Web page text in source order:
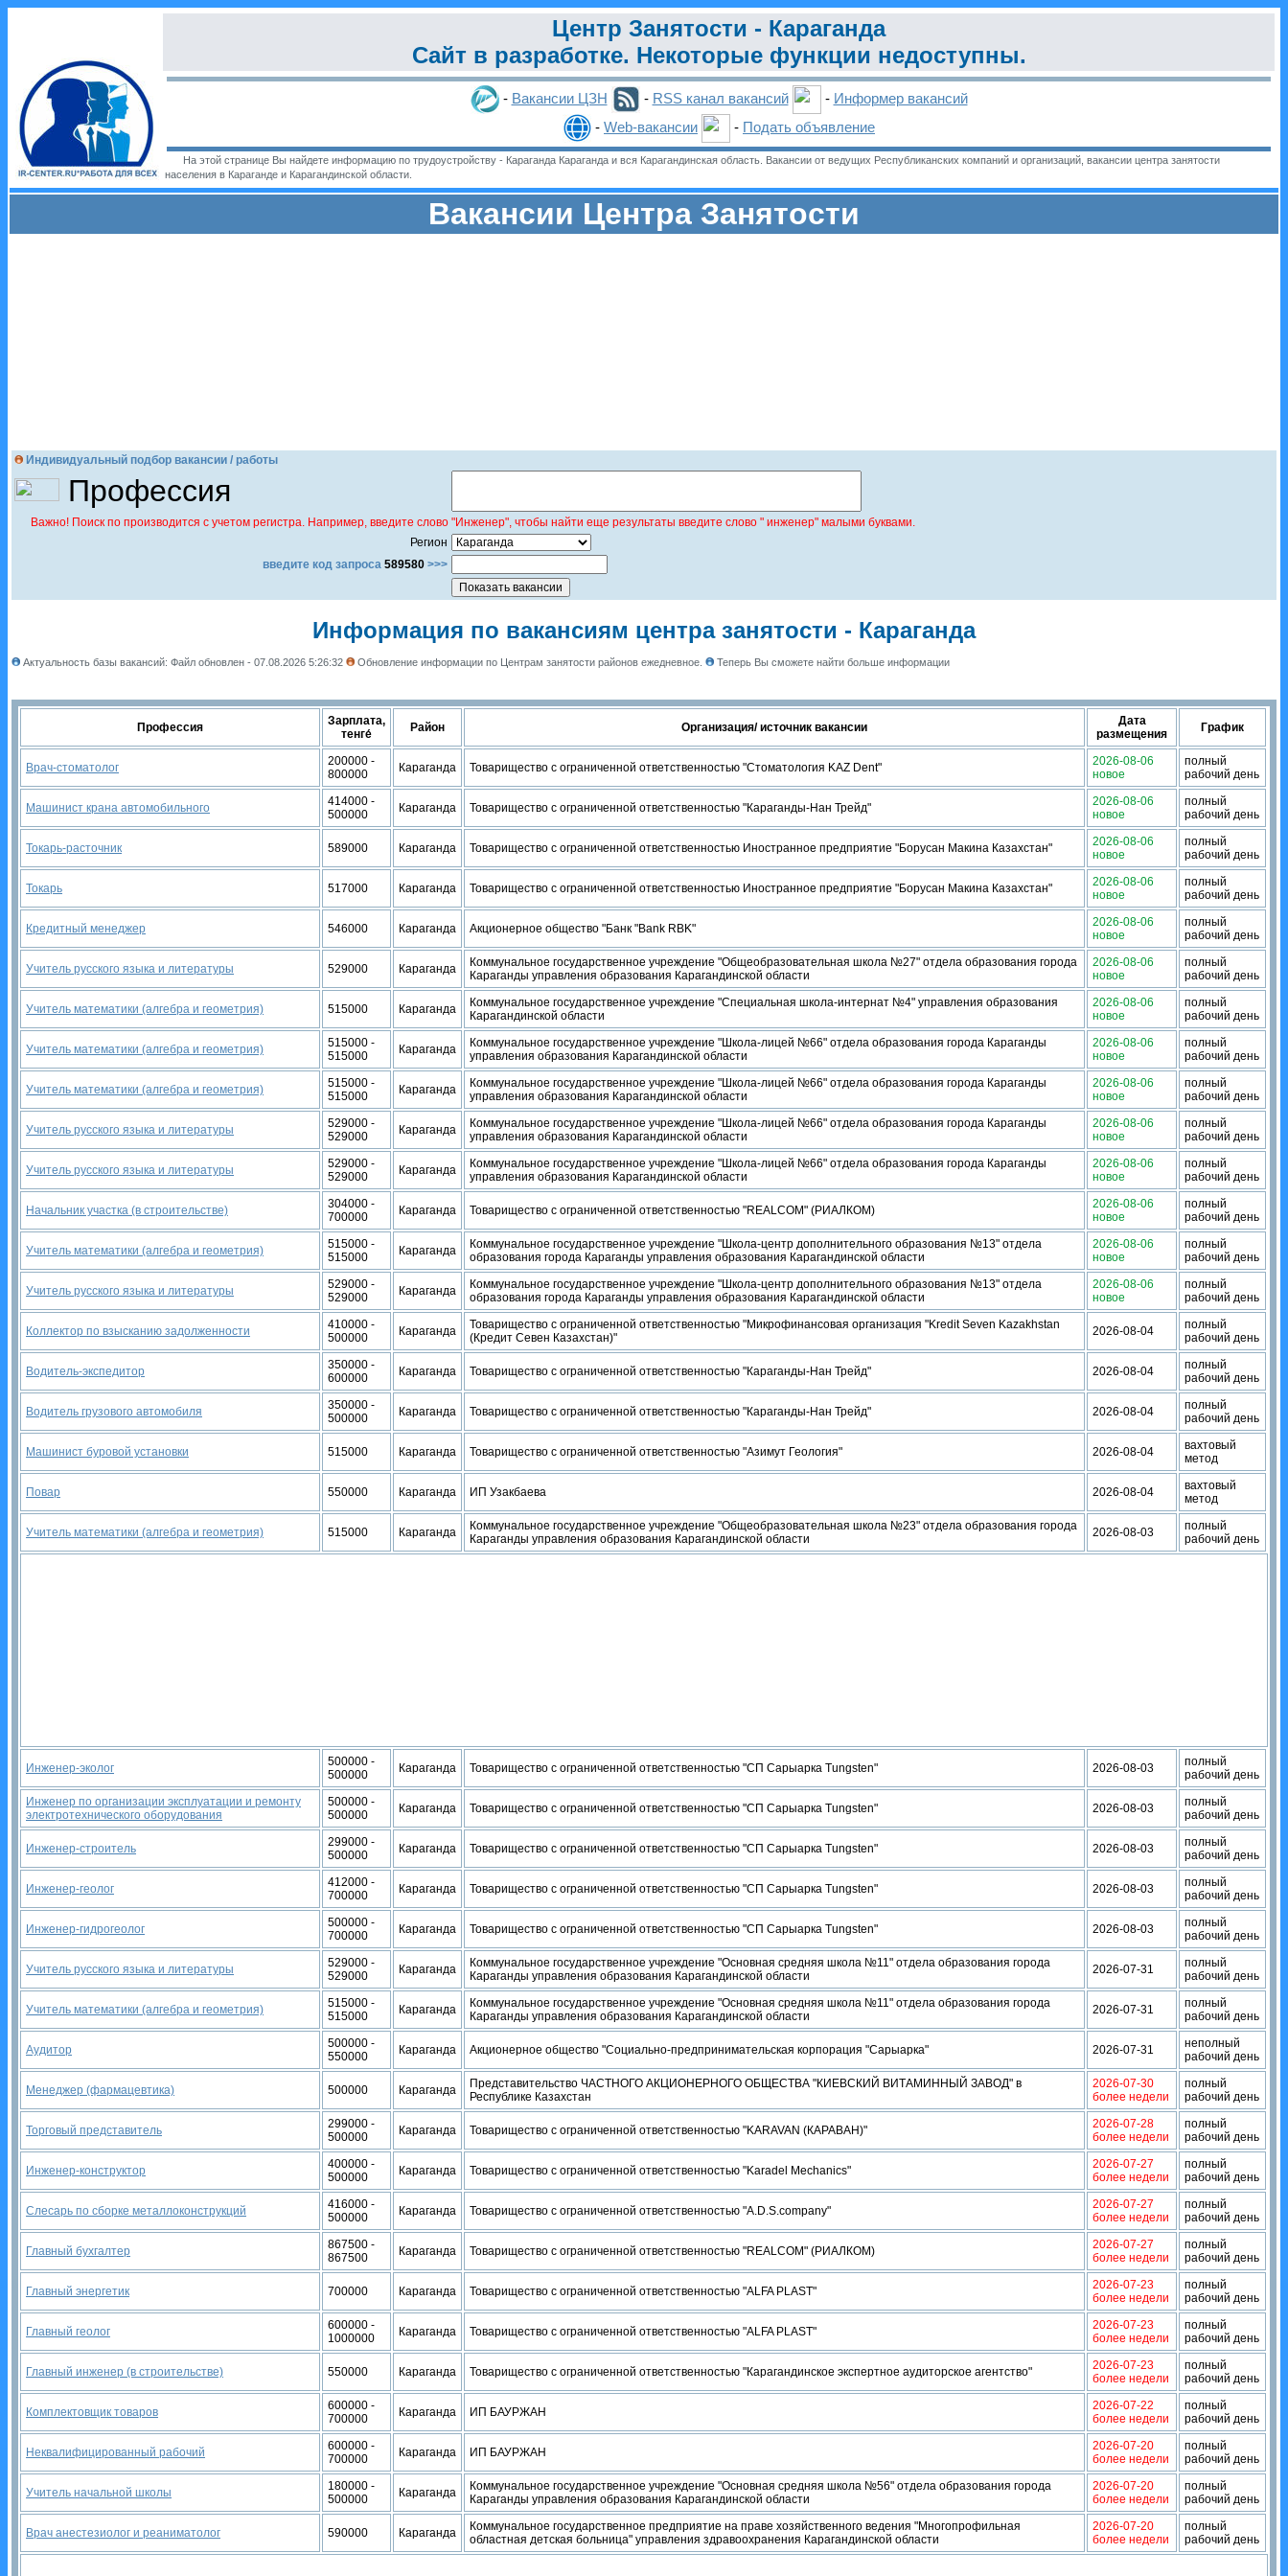
Центр Занятости - Караганда
Сайт в разработке. Некоторые функции недоступны.
- Вакансии ЦЗН - RSS канал вакансий - Информер вакансий
- Web-вакансии - Подать объявление
На этой странице Вы найдете информацию по трудоустройству - Караганда Караганда и вся Карагандинская область. Вакансии от ведущих Республиканских компаний и организаций, вакансии центра занятости
населения в Караганде и Карагандинской области.
Вакансии Центра Занятости
Индивидуальный подбор вакансии / работы
Профессия
Важно! Поиск по производится с учетом регистра. Например, введите слово "Инженер", чтобы найти еще результаты введите слово " инженер" малыми буквами.
Регион
введите код запроса 589580 >>>
Информация по вакансиям центра занятости - Караганда
Актуальность базы вакансий: Файл обновлен - 07.08.2026 5:26:32 Обновление информации по Центрам занятости районов ежедневное. Теперь Вы сможете найти больше информации
Профессия
Зарплата,
тенге́
Район Организация/ источник вакансии
Дата
размещения
График
Врач-стоматолог
200000 -
800000
Караганда Товарищество с ограниченной ответственностью "Стоматология KAZ Dent"
2026-08-06
новое
полный
рабочий день
Машинист крана автомобильного
414000 -
500000
Караганда Товарищество с ограниченной ответственностью "Караганды-Нан Трейд"
2026-08-06
новое
полный
рабочий день
Токарь-расточник 589000 Караганда Товарищество с ограниченной ответственностью Иностранное предприятие "Борусан Макина Казахстан"
2026-08-06
новое
полный
рабочий день
Токарь 517000 Караганда Товарищество с ограниченной ответственностью Иностранное предприятие "Борусан Макина Казахстан"
2026-08-06
новое
полный
рабочий день
Кредитный менеджер 546000 Караганда Акционерное общество "Банк "Bank RBK"
2026-08-06
новое
полный
рабочий день
Учитель русского языка и литературы 529000 Караганда
Коммунальное государственное учреждение "Общеобразовательная школа №27" отдела образования города
Караганды управления образования Карагандинской области
2026-08-06
новое
полный
рабочий день
Учитель математики (алгебра и геометрия) 515000 Караганда
Коммунальное государственное учреждение "Специальная школа-интернат №4" управления образования
Карагандинской области
2026-08-06
новое
полный
рабочий день
Учитель математики (алгебра и геометрия)
515000 -
515000
Караганда
Коммунальное государственное учреждение "Школа-лицей №66" отдела образования города Караганды
управления образования Карагандинской области
2026-08-06
новое
полный
рабочий день
Учитель математики (алгебра и геометрия)
515000 -
515000
Караганда
Коммунальное государственное учреждение "Школа-лицей №66" отдела образования города Караганды
управления образования Карагандинской области
2026-08-06
новое
полный
рабочий день
Учитель русского языка и литературы
529000 -
529000
Караганда
Коммунальное государственное учреждение "Школа-лицей №66" отдела образования города Караганды
управления образования Карагандинской области
2026-08-06
новое
полный
рабочий день
Учитель русского языка и литературы
529000 -
529000
Караганда
Коммунальное государственное учреждение "Школа-лицей №66" отдела образования города Караганды
управления образования Карагандинской области
2026-08-06
новое
полный
рабочий день
Начальник участка (в строительстве)
304000 -
700000
Караганда Товарищество с ограниченной ответственностью "REALCOM" (РИАЛКОМ)
2026-08-06
новое
полный
рабочий день
Учитель математики (алгебра и геометрия)
515000 -
515000
Караганда
Коммунальное государственное учреждение "Школа-центр дополнительного образования №13" отдела
образования города Караганды управления образования Карагандинской области
2026-08-06
новое
полный
рабочий день
Учитель русского языка и литературы
529000 -
529000
Караганда
Коммунальное государственное учреждение "Школа-центр дополнительного образования №13" отдела
образования города Караганды управления образования Карагандинской области
2026-08-06
новое
полный
рабочий день
Коллектор по взысканию задолженности
410000 -
500000
Караганда
Товарищество с ограниченной ответственностью "Микрофинансовая организация "Kredit Seven Kazakhstan
(Кредит Севен Казахстан)"
2026-08-04
полный
рабочий день
Водитель-экспедитор
350000 -
600000
Караганда Товарищество с ограниченной ответственностью "Караганды-Нан Трейд" 2026-08-04
полный
рабочий день
Водитель грузового автомобиля
350000 -
500000
Караганда Товарищество с ограниченной ответственностью "Караганды-Нан Трейд" 2026-08-04
полный
рабочий день
Машинист буровой установки 515000 Караганда Товарищество с ограниченной ответственностью "Азимут Геология" 2026-08-04
вахтовый
метод
Повар 550000 Караганда ИП Узакбаева 2026-08-04
вахтовый
метод
Учитель математики (алгебра и геометрия) 515000 Караганда
Коммунальное государственное учреждение "Общеобразовательная школа №23" отдела образования города
Караганды управления образования Карагандинской области
2026-08-03
полный
рабочий день
Инженер-эколог
500000 -
500000
Караганда Товарищество с ограниченной ответственностью "СП Сарыарка Tungsten" 2026-08-03
полный
рабочий день
Инженер по организации эксплуатации и ремонту
электротехнического оборудования
500000 -
500000
Караганда Товарищество с ограниченной ответственностью "СП Сарыарка Tungsten" 2026-08-03
полный
рабочий день
Инженер-строитель
299000 -
500000
Караганда Товарищество с ограниченной ответственностью "СП Сарыарка Tungsten" 2026-08-03
полный
рабочий день
Инженер-геолог
412000 -
700000
Караганда Товарищество с ограниченной ответственностью "СП Сарыарка Tungsten" 2026-08-03
полный
рабочий день
Инженер-гидрогеолог
500000 -
700000
Караганда Товарищество с ограниченной ответственностью "СП Сарыарка Tungsten" 2026-08-03
полный
рабочий день
Учитель русского языка и литературы
529000 -
529000
Караганда
Коммунальное государственное учреждение "Основная средняя школа №11" отдела образования города
Караганды управления образования Карагандинской области
2026-07-31
полный
рабочий день
Учитель математики (алгебра и геометрия)
515000 -
515000
Караганда
Коммунальное государственное учреждение "Основная средняя школа №11" отдела образования города
Караганды управления образования Карагандинской области
2026-07-31
полный
рабочий день
Аудитор
500000 -
550000
Караганда Акционерное общество "Социально-предпринимательская корпорация "Сарыарка" 2026-07-31
неполный
рабочий день
Менеджер (фармацевтика) 500000 Караганда
Представительство ЧАСТНОГО АКЦИОНЕРНОГО ОБЩЕСТВА "КИЕВСКИЙ ВИТАМИННЫЙ ЗАВОД" в
Республике Казахстан
2026-07-30
более недели
полный
рабочий день
Торговый представитель
299000 -
500000
Караганда Товарищество с ограниченной ответственностью "KARAVAN (КАРАВАН)"
2026-07-28
более недели
полный
рабочий день
Инженер-конструктор
400000 -
500000
Караганда Товарищество с ограниченной ответственностью "Karadel Mechanics"
2026-07-27
более недели
полный
рабочий день
Слесарь по сборке металлоконструкций
416000 -
500000
Караганда Товарищество с ограниченной ответственностью "A.D.S.company"
2026-07-27
более недели
полный
рабочий день
Главный бухгалтер
867500 -
867500
Караганда Товарищество с ограниченной ответственностью "REALCOM" (РИАЛКОМ)
2026-07-27
более недели
полный
рабочий день
Главный энергетик 700000 Караганда Товарищество с ограниченной ответственностью "ALFA PLAST"
2026-07-23
более недели
полный
рабочий день
Главный геолог
600000 -
1000000
Караганда Товарищество с ограниченной ответственностью "ALFA PLAST"
2026-07-23
более недели
полный
рабочий день
Главный инженер (в строительстве) 550000 Караганда Товарищество с ограниченной ответственностью "Карагандинское экспертное аудиторское агентство"
2026-07-23
более недели
полный
рабочий день
Комплектовщик товаров
600000 -
700000
Караганда ИП БАУРЖАН
2026-07-22
более недели
полный
рабочий день
Неквалифицированный рабочий
600000 -
700000
Караганда ИП БАУРЖАН
2026-07-20
более недели
полный
рабочий день
Учитель начальной школы
180000 -
500000
Караганда
Коммунальное государственное учреждение "Основная средняя школа №56" отдела образования города
Караганды управления образования Карагандинской области
2026-07-20
более недели
полный
рабочий день
Врач анестезиолог и реаниматолог 590000 Караганда
Коммунальное государственное предприятие на праве хозяйственного ведения "Многопрофильная
областная детская больница" управления здравоохранения Карагандинской области
2026-07-20
более недели
полный
рабочий день